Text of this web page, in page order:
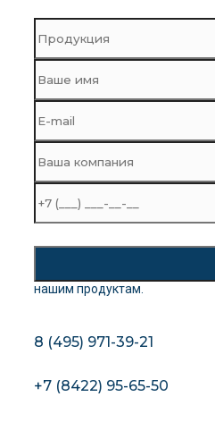
нашим продуктам.
8 (495) 971-39-21
+7 (8422) 95-65-50